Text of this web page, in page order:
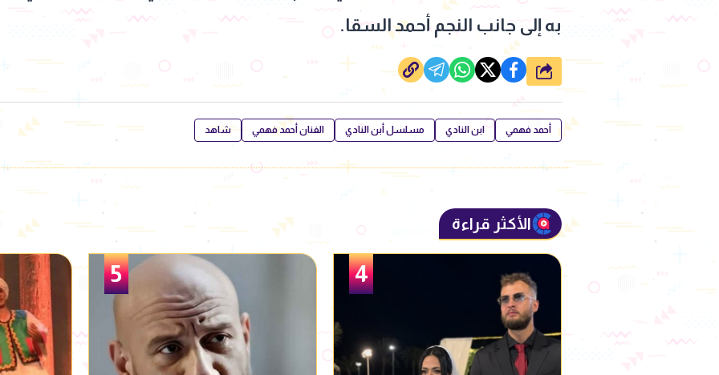
به إلى جانب النجم أحمد السقا.
شارك
أحمد فهمي ابن النادي مسلسل أبن النادي الفنان أحمد فهمي شاهد
الأكثر قراءة
4
5
6